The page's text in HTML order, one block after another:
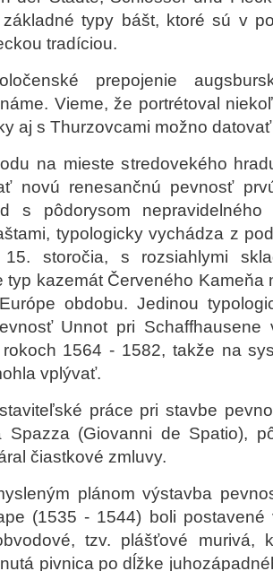
typy bášt, ktoré sú v
tradíciou.
prepojenie
Vieme, že portrétoval
aj s Thurzovcami možno
na mieste stredovekého
novú renesančnú pevnosť
s pôdorysom
typologicky vychádza z
storočia, s rozsiahlymi
typ kazemát Červeného Kameňa
obdobu. Jedinou
Unnot pri Schaffhausene
1564 - 1582, takže na
vplývať.
práce pri stavbe
Spazza (Giovanni de Spatio),
čiastkové zmluvy.
plánom výstavba
(1535 - 1544) boli
tzv. plášťové murivá,
pivnica po dĺžke